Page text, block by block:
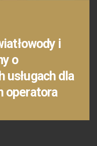
i
o
usługach dla
operatora